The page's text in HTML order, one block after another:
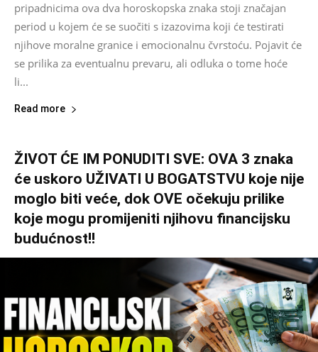
pripadnicima ova dva horoskopska znaka stoji značajan
period u kojem će se suočiti s izazovima koji će testirati
njihove moralne granice i emocionalnu čvrstoću. Pojavit će
se prilika za eventualnu prevaru, ali odluka o tome hoće
li...
Read more
ŽIVOT ĆE IM PONUDITI SVE: OVA 3 znaka
će uskoro UŽIVATI U BOGATSTVU koje nije
moglo biti veće, dok OVE očekuju prilike
koje mogu promijeniti njihovu financijsku
budućnost!!